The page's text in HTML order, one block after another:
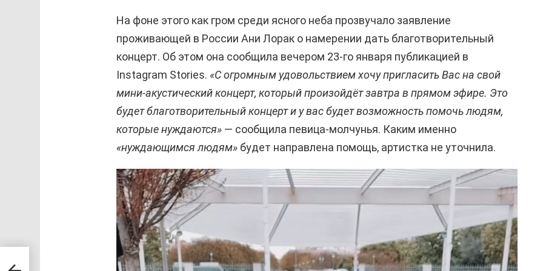
На фоне этого как гром среди ясного неба прозвучало заявление
проживающей в России Ани Лорак о намерении дать благотворительный
концерт. Об этом она сообщила вечером 23-го января публикацией в
Instagram Stories. «С огромным удовольствием хочу пригласить Вас на свой
мини-акустический концерт, который произойдёт завтра в прямом эфире. Это
будет благотворительный концерт и у вас будет возможность помочь людям,
которые нуждаются» — сообщила певица-молчунья. Каким именно
«нуждающимся людям» будет направлена помощь, артистка не уточнила.
В
и
д
е
о
п